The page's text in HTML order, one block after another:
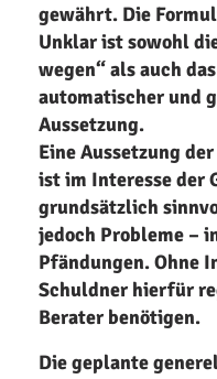
gewährt. Die
Unklar ist sowohl
wegen“ als auch
automatischer und
Aussetzung.
Eine Aussetzung
ist im Interesse der
grundsätzlich
jedoch Probleme –
Pfändungen. Ohne
Schuldner hierfür
Berater benötigen.
Die geplante